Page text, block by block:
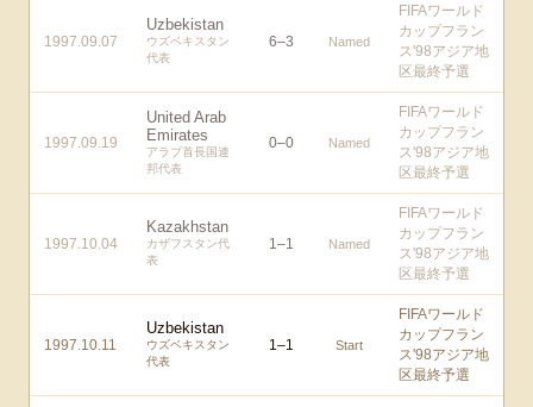
1997.09.07
Uzbekistan
ウズベキスタン
代表
6–3 Named
FIFAワールド
カップフラン
ス'98アジア地
区最終予選
1997.09.19
United Arab
Emirates
アラブ首長国連
邦代表
0–0 Named
FIFAワールド
カップフラン
ス'98アジア地
区最終予選
1997.10.04
Kazakhstan
カザフスタン代
表
1–1 Named
FIFAワールド
カップフラン
ス'98アジア地
区最終予選
1997.10.11
Uzbekistan
ウズベキスタン
代表
1–1 Start
FIFAワールド
カップフラン
ス'98アジア地
区最終予選